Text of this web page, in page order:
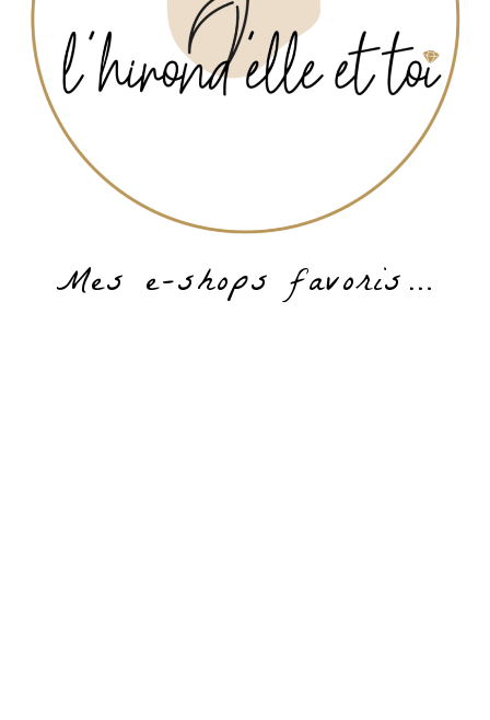
Mes e-shops favoris…